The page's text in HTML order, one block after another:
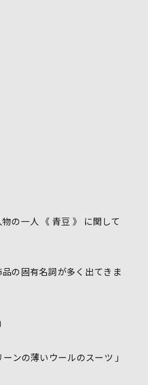
の一人 《 青豆 》 に関して
の固有名詞が多く出てきま
ンの薄いウールのスーツ 」